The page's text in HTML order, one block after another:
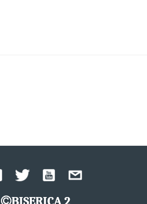
BISERICA 2